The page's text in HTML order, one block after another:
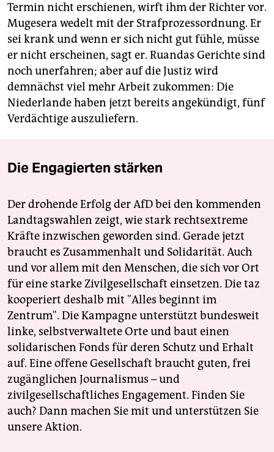
Termin nicht erschienen, wirft ihm der Richter vor.
Mugesera wedelt mit der Strafprozessordnung. Er
sei krank und wenn er sich nicht gut fühle, müsse
er nicht erscheinen, sagt er. Ruandas Gerichte sind
noch unerfahren; aber auf die Justiz wird
demnächst viel mehr Arbeit zukommen: Die
Niederlande haben jetzt bereits angekündigt, fünf
Verdächtige auszuliefern.
Die Engagierten stärken
Der drohende Erfolg der AfD bei den kommenden
Landtagswahlen zeigt, wie stark rechtsextreme
Kräfte inzwischen geworden sind. Gerade jetzt
braucht es Zusammenhalt und Solidarität. Auch
und vor allem mit den Menschen, die sich vor Ort
für eine starke Zivilgesellschaft einsetzen. Die taz
kooperiert deshalb mit "Alles beginnt im
Zentrum". Die Kampagne unterstützt bundesweit
linke, selbstverwaltete Orte und baut einen
solidarischen Fonds für deren Schutz und Erhalt
auf. Eine offene Gesellschaft braucht guten, frei
zugänglichen Journalismus – und
zivilgesellschaftliches Engagement. Finden Sie
auch? Dann machen Sie mit und unterstützen Sie
unsere Aktion.